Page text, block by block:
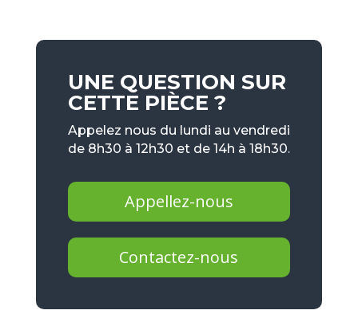
UNE QUESTION SUR
CETTE PIÈCE ?
Appelez nous du lundi au vendredi
de 8h30 à 12h30 et de 14h à 18h30.
Appellez-nous
Contactez-nous